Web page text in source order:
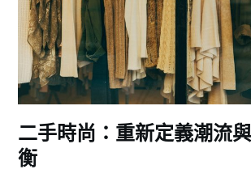
二手時尚：重新定義潮流
衡